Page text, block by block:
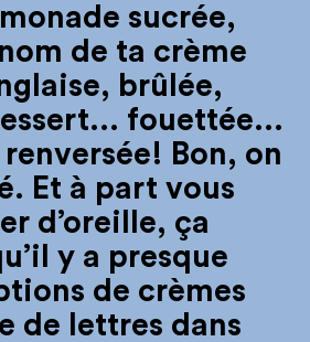
sucrée,
de ta crème
brûlée,
fouettée…
Bon, on
Et à part vous
d’oreille, ça
y a presque
de crèmes
de lettres dans